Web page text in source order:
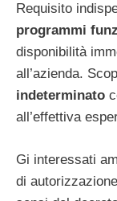
Requisito
programmi
disponibilità
all’azienda.
indeterminato
all’effettiva
Gi interessati
di